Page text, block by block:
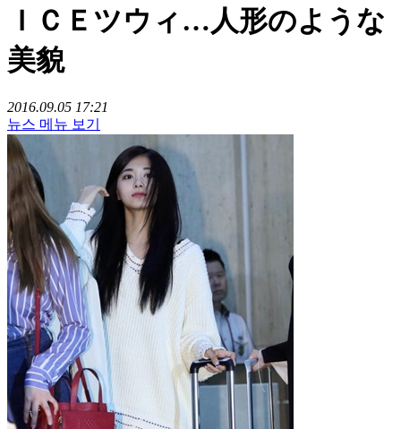
ＩＣＥツウィ…人形のような
美貌
2016.09.05 17:21
뉴스 메뉴 보기